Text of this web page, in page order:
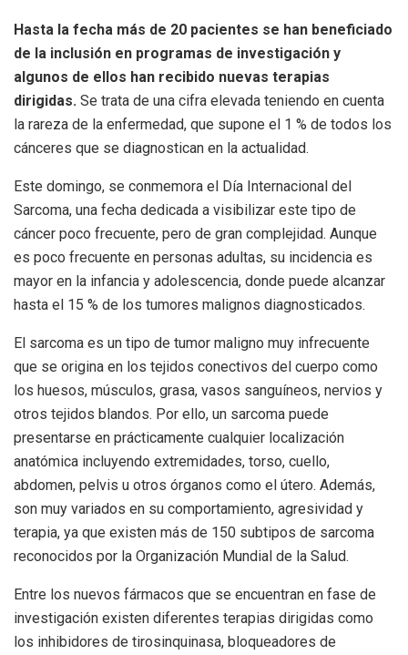
Hasta la fecha más de 20 pacientes se han beneficiado
de la inclusión en programas de investigación y
algunos de ellos han recibido nuevas terapias
dirigidas. Se trata de una cifra elevada teniendo en cuenta
la rareza de la enfermedad, que supone el 1 % de todos los
cánceres que se diagnostican en la actualidad.
Este domingo, se conmemora el Día Internacional del
Sarcoma, una fecha dedicada a visibilizar este tipo de
cáncer poco frecuente, pero de gran complejidad. Aunque
es poco frecuente en personas adultas, su incidencia es
mayor en la infancia y adolescencia, donde puede alcanzar
hasta el 15 % de los tumores malignos diagnosticados.
El sarcoma es un tipo de tumor maligno muy infrecuente
que se origina en los tejidos conectivos del cuerpo como
los huesos, músculos, grasa, vasos sanguíneos, nervios y
otros tejidos blandos. Por ello, un sarcoma puede
presentarse en prácticamente cualquier localización
anatómica incluyendo extremidades, torso, cuello,
abdomen, pelvis u otros órganos como el útero. Además,
son muy variados en su comportamiento, agresividad y
terapia, ya que existen más de 150 subtipos de sarcoma
reconocidos por la Organización Mundial de la Salud.
Entre los nuevos fármacos que se encuentran en fase de
investigación existen diferentes terapias dirigidas como
los inhibidores de tirosinquinasa, bloqueadores de